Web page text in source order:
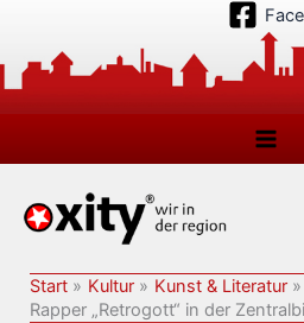
springen
Start Kultur
Kunst & Literatur
Rapper „Retrogott“ in der